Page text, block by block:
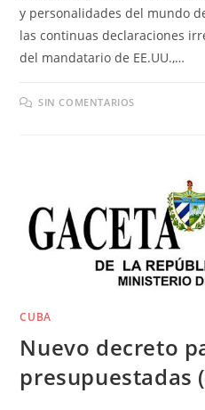
y personalidades del mundo
las continuas declaraciones
del mandatario de EE.UU.,…
SIN COMENTARIOS
CUBA
Nuevo decreto
presupuestadas